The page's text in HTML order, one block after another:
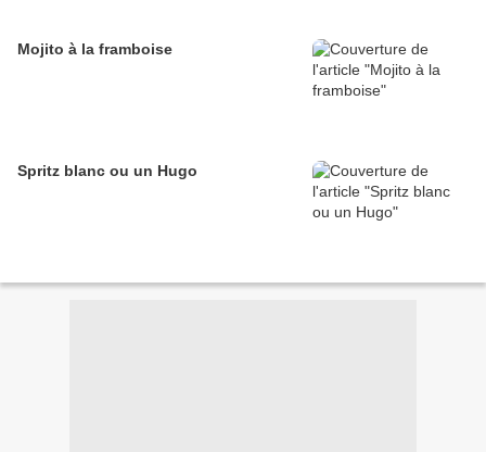
Mojito à la framboise
Spritz blanc ou un Hugo